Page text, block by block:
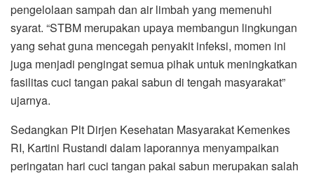
pengelolaan sampah dan air limbah yang memenuhi
syarat. “STBM merupakan upaya membangun lingkungan
yang sehat guna mencegah penyakit infeksi, momen ini
juga menjadi pengingat semua pihak untuk meningkatkan
fasilitas cuci tangan pakai sabun di tengah masyarakat”
ujarnya.
Sedangkan Plt Dirjen Kesehatan Masyarakat Kemenkes
RI, Kartini Rustandi dalam laporannya menyampaikan
peringatan hari cuci tangan pakai sabun merupakan salah